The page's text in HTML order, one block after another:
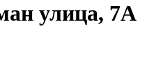
улица, 7А